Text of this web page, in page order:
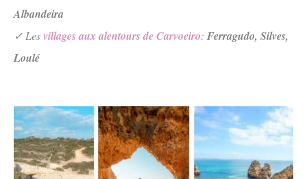
Albandeira
✓ Lesvillages aux alentours de Carvoeiro: Ferragudo, Silves,
Loulé